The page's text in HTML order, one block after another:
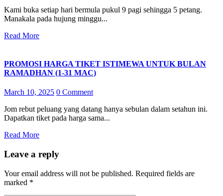
Kami buka setiap hari bermula pukul 9 pagi sehingga 5 petang.
Manakala pada hujung minggu...
Read More
PROMOSI HARGA TIKET ISTIMEWA UNTUK BULAN
RAMADHAN (1-31 MAC)
March 10, 2025 0 Comment
Jom rebut peluang yang datang hanya sebulan dalam setahun ini.
Dapatkan tiket pada harga sama...
Read More
Leave a reply
Your email address will not be published. Required fields are
marked *